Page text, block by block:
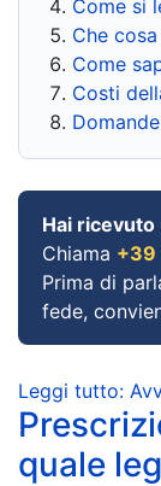
Come si
Che
Come
Costi
Hai
Chiama +39
Prima di
fede,
Leggi tutto:
quale